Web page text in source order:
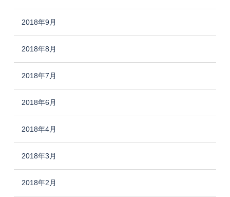
2018年9月
2018年8月
2018年7月
2018年6月
2018年4月
2018年3月
2018年2月